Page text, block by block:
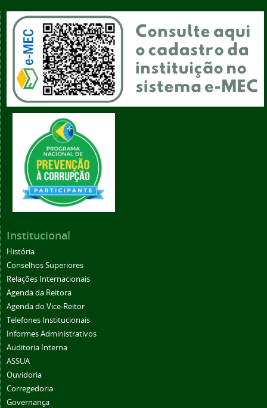
Institucional
História
Conselhos Superiores
Relações Internacionais
Agenda da Reitora
Agenda do Vice-Reitor
Telefones Institucionais
Informes Administrativos
Auditoria Interna
ASSUA
Ouvidoria
Corregedoria
Governança